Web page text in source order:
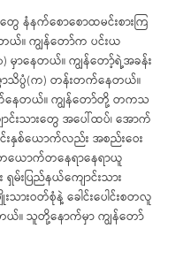
ေ နံနက်စောစောထမင်းစားကြ
ယ်။ ကျွန်တော်က ပင်းယ
ာနေတယ်။ ကျွန်တော့်ရဲ့အခန်း
ာသိပ္ပံ(က) တန်းတက်နေတယ်။
က်နေတယ်။ ကျွန်တော်တို့ တကသ
င်းသားတွေ အပေါ်ထပ်၊ အောက်
းနှစ်ယောက်လည်း အစည်းဝေး
ယောက်တနေရာနေရာယူ
းပြည်နယ်ကျောင်းသား
ားဝတ်စုံနဲ့ ခေါင်းပေါင်းစတလူ
ယ်။ သူတို့နောက်မှာ ကျွန်တော်